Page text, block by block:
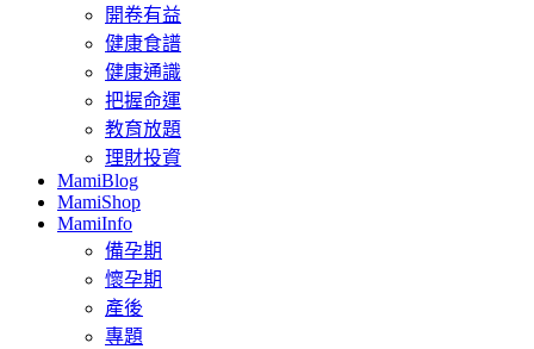
開卷有益
健康食譜
健康通識
把握命運
教育放題
理財投資
MamiBlog
MamiShop
MamiInfo
備孕期
懷孕期
產後
專題